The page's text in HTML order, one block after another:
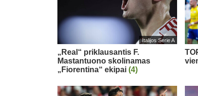
Italijos Serie A
„Real“ priklausantis F.
Mastantuono skolinamas
„Fiorentina“ ekipai (4)